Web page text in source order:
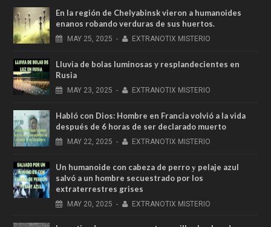
En la región de Chelyabinsk vieron a humanoides
enanos robando verduras de sus huertos.
MAY 25, 2025 - EXTRANOTIX MISTERIO
Lluvia de bolas luminosas y resplandecientes en
Rusia
MAY 23, 2025 - EXTRANOTIX MISTERIO
Habló con Dios: Hombre en Francia volvió a la vida
después de 6 horas de ser declarado muerto
MAY 22, 2025 - EXTRANOTIX MISTERIO
Un humanoide con cabeza de perro у pelaje azul
salvó a un hombre secuestrado por los
extraterrestres grises
MAY 20, 2025 - EXTRANOTIX MISTERIO